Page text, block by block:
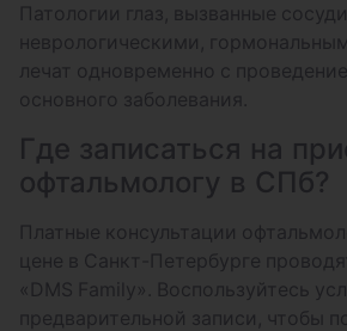
Патологии глаз, вызванные
неврологическими,
лечат одновременно с
основного заболевания.
Где записаться на
офтальмологу в СПб?
Платные консультации
цене в Санкт-Петербурге
«DMS Family». Воспользуйтесь
предварительной записи, чтобы